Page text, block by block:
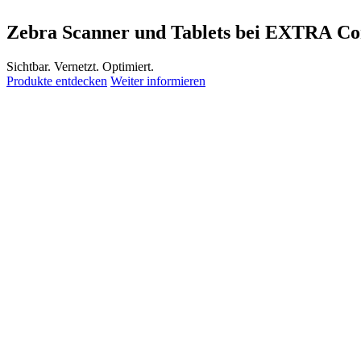
Zebra Scanner und Tablets bei EXTRA
Sichtbar. Vernetzt. Optimiert.
Produkte entdecken Weiter informieren